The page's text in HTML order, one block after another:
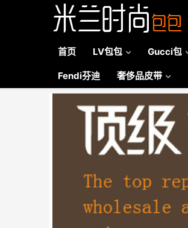
首页 LV包包 Gucci包
Fendi芬迪 奢侈品皮带